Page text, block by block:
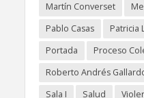
Martín Converset
Pablo Casas
Patricia
Portada
Proceso
Roberto Andrés
Sala I
Salud